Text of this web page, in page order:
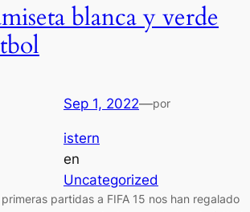
blanca y verde
Sep 1, 2022—por
istern
en
Uncategorized
primeras partidas a FIFA 15 nos han regalado